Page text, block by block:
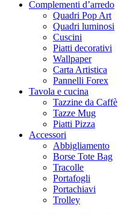
Complementi d’arredo
Quadri Pop Art
Quadri luminosi
Cuscini
Piatti decorativi
Wallpaper
Carta Artistica
Pannelli Forex
Tavola e cucina
Tazzine da Caffè
Tazze Mug
Piatti Pizza
Accessori
Abbigliamento
Borse Tote Bag
Tracolle
Portafogli
Portachiavi
Trolley